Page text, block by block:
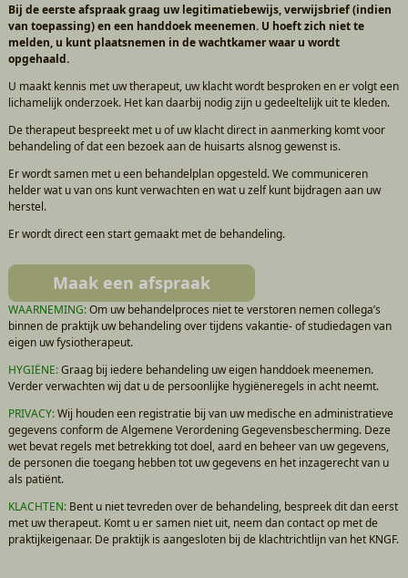
Bij de eerste afspraak graag uw legitimatiebewijs, verwijsbrief (indien
van toepassing) en een handdoek meenemen. U hoeft zich niet te
melden, u kunt plaatsnemen in de wachtkamer waar u wordt
opgehaald.
U maakt kennis met uw therapeut, uw klacht wordt besproken en er volgt een
lichamelijk onderzoek. Het kan daarbij nodig zijn u gedeeltelijk uit te kleden.
De therapeut bespreekt met u of uw klacht direct in aanmerking komt voor
behandeling of dat een bezoek aan de huisarts alsnog gewenst is.
Er wordt samen met u een behandelplan opgesteld. We communiceren
helder wat u van ons kunt verwachten en wat u zelf kunt bijdragen aan uw
herstel.
Er wordt direct een start gemaakt met de behandeling.
Maak een afspraak
WAARNEMING:Om uw behandelproces niet te verstoren nemen collega’s
binnen de praktijk uw behandeling over tijdens vakantie- of studiedagen van
eigen uw fysiotherapeut.
HYGIËNE:Graag bij iedere behandeling uw eigen handdoek meenemen.
Verder verwachten wij dat u de persoonlijke hygiëneregels in acht neemt.
PRIVACY:Wij houden een registratie bij van uw medische en administratieve
gegevens conform de Algemene Verordening Gegevensbescherming. Deze
wet bevat regels met betrekking tot doel, aard en beheer van uw gegevens,
de personen die toegang hebben tot uw gegevens en het inzagerecht van u
als patiënt.
KLACHTEN: Bent u niet tevreden over de behandeling, bespreek dit dan eerst
met uw therapeut. Komt u er samen niet uit, neem dan contact op met de
praktijkeigenaar. De praktijk is aangesloten bij de klachtrichtlijn van het KNGF.